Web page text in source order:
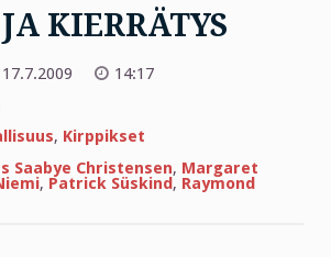
KIERRÄTYS
17.7.2009
14:17
KIRJASTO,
KIRPPIS
JA
KIERRÄTYS
, Kirppikset
Saabye Christensen, Margaret
, Patrick Süskind, Raymond